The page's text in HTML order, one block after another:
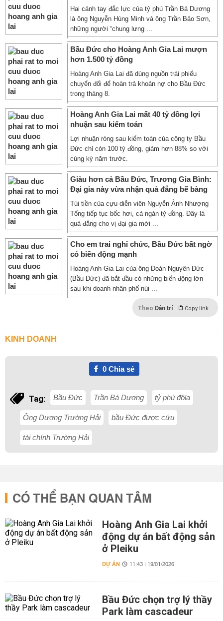
Hai cánh tay đắc lực của tỷ phú Trần Bá Dương
là ông Nguyễn Hùng Minh và ông Trần Bảo Sơn,
những người “chung lưng ...
Bầu Đức cho Hoàng Anh Gia Lai mượn
hơn 1.500 tỷ đồng
Hoàng Anh Gia Lai đã dùng nguồn trái phiếu
chuyển đổi để hoàn trả khoản nợ cho Bầu Đức
trong tháng 8.
Hoàng Anh Gia Lai mất 40 tỷ đồng lợi
nhuận sau kiểm toán
Lợi nhuận ròng sau kiểm toán của công ty Bầu
Đức chỉ còn 100 tỷ đồng, giảm hơn 88% so với
cùng kỳ năm trước.
Giàu hơn cả Bầu Đức, Trương Gia Bình:
Đại gia này vừa nhận quả đắng bẽ bàng
Túi tiền của cựu diễn viên Nguyễn Ảnh Nhượng
Tống tiếp tục bốc hơi, cả ngàn tỷ đồng. Đây là
quả đắng cho vị đại gia mới ...
Cho em trai nghỉ chức, Bầu Đức bất ngờ
có biến động mạnh
Hoàng Anh Gia Lai của ông Đoàn Nguyên Đức
(Bầu Đức) đã bắt đầu có những biến động lớn
sau khi doanh nhân phố núi ...
Theo Dân trí Copy link
KINH DOANH
0Chia sẻ
Tag: Bầu Đức Trần Bá Dương tỷ phú đôla
Ông Dương Trường Hải bầu Đức được cứu
tài chính Trường Hải
CÓ THỂ BẠN QUAN TÂM
Hoàng Anh Gia Lai khởi
động dự án bất động sản
ở Pleiku
DỰ ÁN 11:43 | 19/01/2026
Bầu Đức chọn trợ lý thầy
Park làm cascadeur